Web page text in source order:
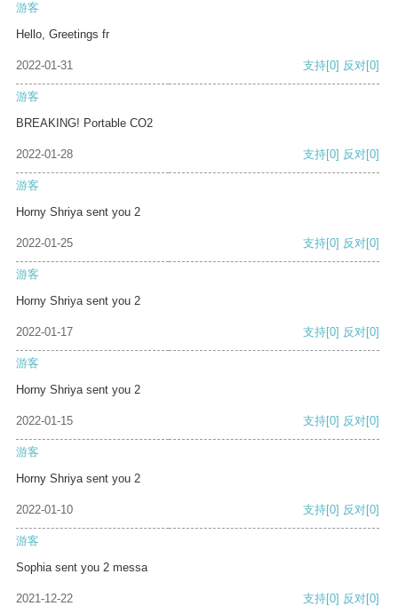
游客
Hello, Greetings fr
2022-01-31 支持[0] 反对[0]
游客
BREAKING! Portable CO2
2022-01-28 支持[0] 反对[0]
游客
Horny Shriya sent you 2
2022-01-25 支持[0] 反对[0]
游客
Horny Shriya sent you 2
2022-01-17 支持[0] 反对[0]
游客
Horny Shriya sent you 2
2022-01-15 支持[0] 反对[0]
游客
Horny Shriya sent you 2
2022-01-10 支持[0] 反对[0]
游客
Sophia sent you 2 messa
2021-12-22 支持[0] 反对[0]